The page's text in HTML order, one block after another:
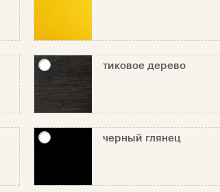
тиковое дерево
черный глянец